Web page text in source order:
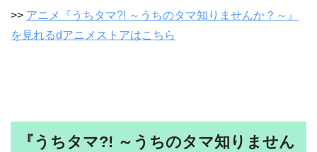
>> アニメ『うちタマ?! ～うちのタマ知りませんか？～』
を見れるdアニメストアはこちら
『うちタマ?! ～うちのタマ知りません